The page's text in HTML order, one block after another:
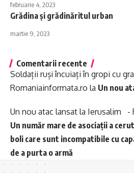
februarie 4, 2023
Grădina şi grădinăritul urban
martie 9, 2023
Comentarii recente
Soldații ruși încuiați în gropi cu
Romaniainformata.ro la Un nou
Un nou atac lansat la Ierusalim -
Un număr mare de asociații a
boli care sunt incompatibile cu
de a purta o armă